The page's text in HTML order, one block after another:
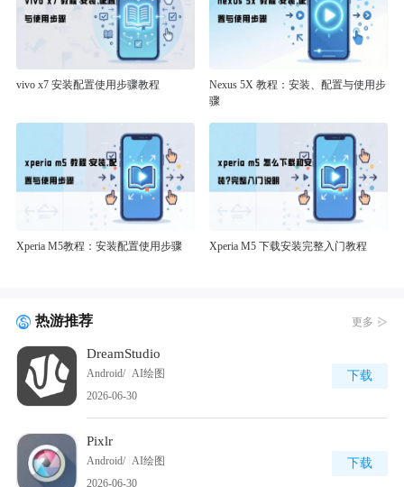
vivo x7 安装配置使用步骤教程
Nexus 5X 教程：安装、配置与使用步
骤
Xperia M5教程：安装配置使用步骤 Xperia M5 下载安装完整入门教程
热游推荐 更多
DreamStudio
Android/ AI绘图
2026-06-30
下载
Pixlr
Android/ AI绘图
2026-06-30
下载